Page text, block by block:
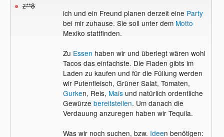
z**8
ich und ein Freund planen derzeit eine Party
bei mir zuhause. Sie soll unter dem Motto
Mexiko stattfinden.
Zu Essen haben wir und überlegt wären wohl
Tacos das einfachste. Die Fladen gibts im
Laden zu kaufen und für die Füllung werden
wir Putenfleisch, Grüner Salat, Tomaten,
Gurken, Reis, Maisund natürlich ordentliche
Gewürze bereitstellen. Um danach die
Verdauung anzuregen haben wir Tequila.
Was wir noch suchen, bzw. Ideen benötigen: